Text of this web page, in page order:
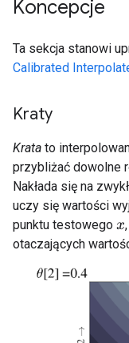
Koncepcje
Ta sekcja stanowi
Calibrated
Kraty
Krata to
przybliżać dowolne
Nakłada się na
uczy się wartości
punktu testowego x,
otaczających